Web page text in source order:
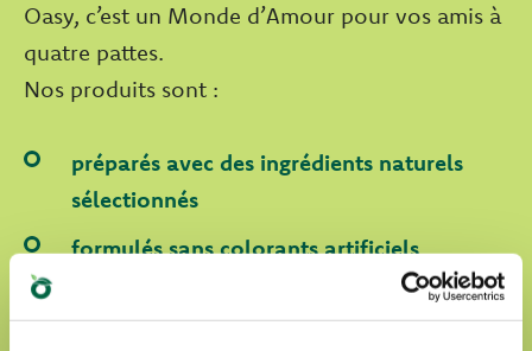
Oasy, c’est un Monde d’Amour pour vos amis à
quatre pattes.
Nos produits sont :
préparés avec des ingrédients naturels
sélectionnés
formulés sans colorants artificiels